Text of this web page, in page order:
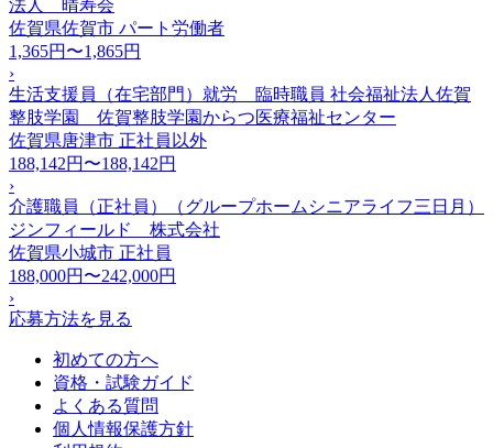
法人 晴寿会
佐賀県佐賀市 パート労働者
1,365円〜1,865円
›
生活支援員（在宅部門）就労 臨時職員 社会福祉法人佐賀
整肢学園 佐賀整肢学園からつ医療福祉センター
佐賀県唐津市 正社員以外
188,142円〜188,142円
›
介護職員（正社員）（グループホームシニアライフ三日月）
ジンフィールド 株式会社
佐賀県小城市 正社員
188,000円〜242,000円
›
応募方法を見る
初めての方へ
資格・試験ガイド
よくある質問
個人情報保護方針